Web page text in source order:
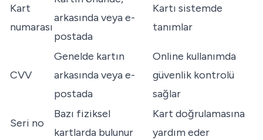
Kart
numarası
arkasında veya e-
postada
Kartı sistemde
tanımlar
CVV
Genelde kartın
arkasında veya e-
postada
Online kullanımda
güvenlik kontrolü
sağlar
Seri no
Bazı fiziksel
kartlarda bulunur
Kart doğrulamasına
yardım eder